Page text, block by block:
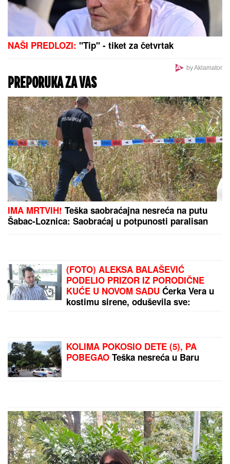
NAŠI PREDLOZI: "Tip" - tiket za četvrtak
by Aklamator
PREPORUKA ZA VAS
IMA MRTVIH! Teška saobraćajna nesreća na putu
Šabac-Loznica: Saobraćaj u potpunosti paralisan
(FOTO) ALEKSA BALAŠEVIĆ
PODELIO PRIZOR IZ PORODIČNE
KUĆE U NOVOM SADU Ćerka Vera u
kostimu sirene, oduševila sve:
KOLIMA POKOSIO DETE (5), PA
POBEGAO Teška nesreća u Baru